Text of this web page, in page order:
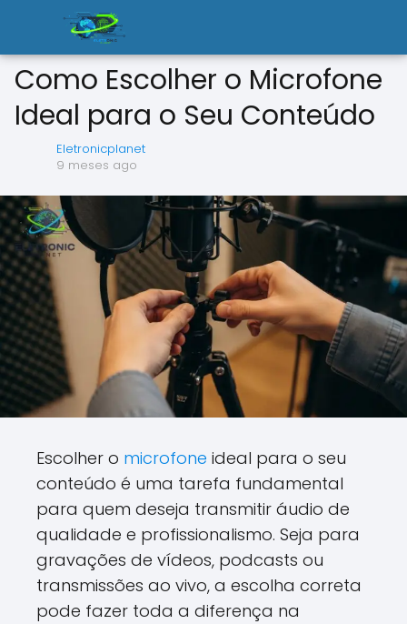
Como Escolher o Microfone
Ideal para o Seu Conteúdo
Eletronicplanet
9 meses ago
Escolher o microfone ideal para o seu
conteúdo é uma tarefa fundamental
para quem deseja transmitir áudio de
qualidade e profissionalismo. Seja para
gravações de vídeos, podcasts ou
transmissões ao vivo, a escolha correta
pode fazer toda a diferença na